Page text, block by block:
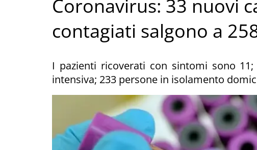
Coronavirus: 33 nuovi
contagiati salgono a
I pazienti ricoverati con sintomi sono
intensiva; 233 persone in isolamento